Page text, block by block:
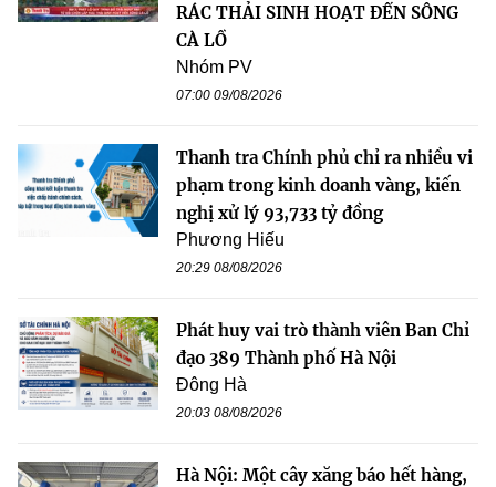
RÁC THẢI SINH HOẠT ĐẾN SÔNG
CÀ LỒ
Nhóm PV
07:00 09/08/2026
Thanh tra Chính phủ chỉ ra nhiều vi
phạm trong kinh doanh vàng, kiến
nghị xử lý 93,733 tỷ đồng
Phương Hiếu
20:29 08/08/2026
Phát huy vai trò thành viên Ban Chỉ
đạo 389 Thành phố Hà Nội
Đông Hà
20:03 08/08/2026
Hà Nội: Một cây xăng báo hết hàng,